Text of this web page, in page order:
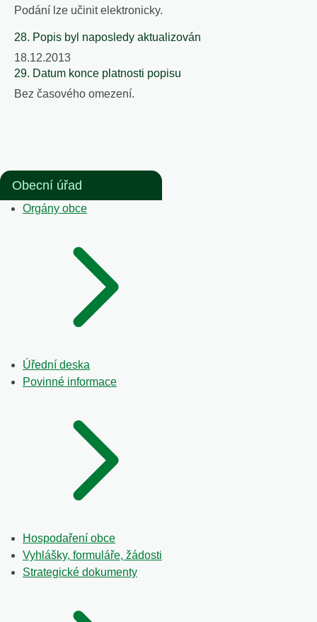
Podání lze učinit elektronicky.
28. Popis byl naposledy aktualizován
18.12.2013
29. Datum konce platnosti popisu
Bez časového omezení.
Obecní úřad
Orgány obce
Úřední deska
Povinné informace
Hospodaření obce
Vyhlášky, formuláře, žádosti
Strategické dokumenty